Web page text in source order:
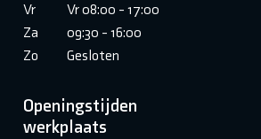
Vr
Vr 08:00 - 17:00
Za
09:30 - 16:00
Zo
Gesloten
Openingstijden
werkplaats